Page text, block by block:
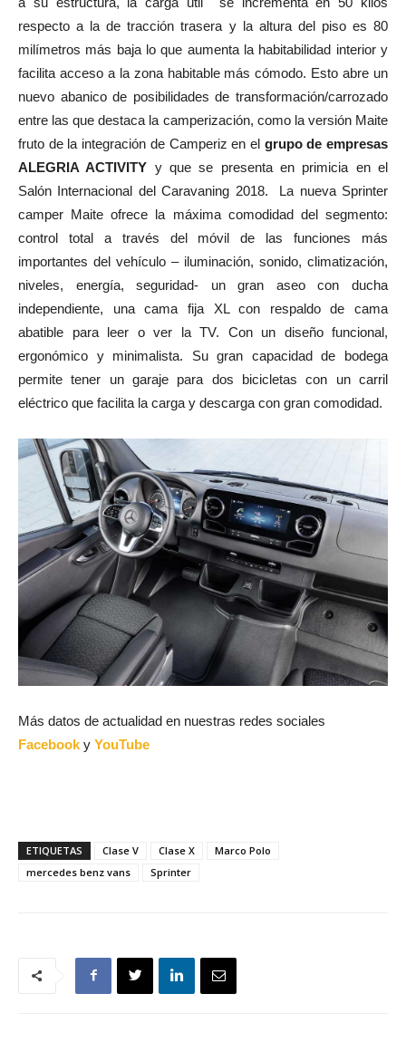
respecto a la de tracción trasera y la altura del piso es 80
milímetros más baja lo que aumenta la habitabilidad interior y
facilita acceso a la zona habitable más cómodo. Esto abre un
nuevo abanico de posibilidades de transformación/carrozado
entre las que destaca la camperización, como la versión Maite
fruto de la integración de Camperiz en el grupo de empresas
ALEGRIA ACTIVITY y que se presenta en primicia en el
Salón Internacional del Caravaning 2018.
La nueva Sprinter
camper Maite ofrece la máxima comodidad del segmento:
control total a través del móvil de las funciones más
importantes del vehículo – iluminación, sonido, climatización,
niveles, energía, seguridad- un gran aseo con ducha
independiente, una cama fija XL con respaldo de cama
abatible para leer o ver la TV. Con un diseño funcional,
ergonómico y minimalista. Su gran capacidad de bodega
permite tener un garaje para dos bicicletas con un carril
eléctrico que facilita la carga y descarga con gran comodidad.
Más datos de actualidad en nuestras redes sociales
Facebook y YouTube
ETIQUETAS Clase V Clase X
Marco Polo
mercedes benz vans
Sprinter